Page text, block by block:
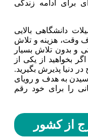
برای ادامه زندگی
دانشگاهی بالایی
وقت، هزینه و تلاش
و بدون تلاش بسیار
بخواهید از یکی از
دنیا پذیرش بگیرید.
به هدف و رویای
را برای خود رقم
از کشور